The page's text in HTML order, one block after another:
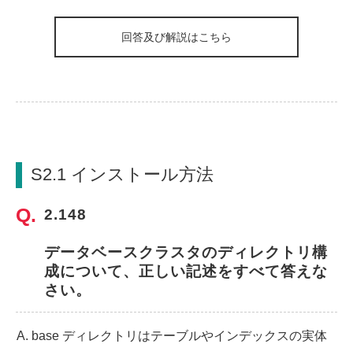
回答及び解説はこちら
S2.1 インストール方法
2.148
データベースクラスタのディレクトリ構
成について、正しい記述をすべて答えな
さい。
base ディレクトリはテーブルやインデックスの実体